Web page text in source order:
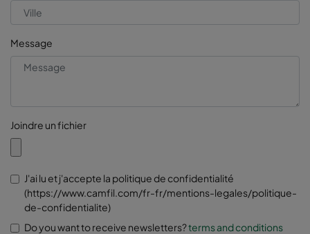
Message
Joindre un fichier
J'ai lu et j'accepte la politique de confidentialité
(https://www.camfil.com/fr-fr/mentions-legales/politique-
de-confidentialite)
Do you want to receive newsletters?terms and conditions